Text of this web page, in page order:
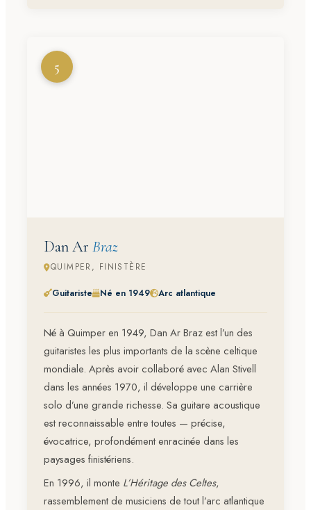
5
Dan ArBraz
QUIMPER, FINISTÈRE
Guitariste Né en 1949 Arc atlantique
Né à Quimper en 1949, Dan Ar Braz est l’un des
guitaristes les plus importants de la scène celtique
mondiale. Après avoir collaboré avec Alan Stivell
dans les années 1970, il développe une carrière
solo d’une grande richesse. Sa guitare acoustique
est reconnaissable entre toutes — précise,
évocatrice, profondément enracinée dans les
paysages finistériens.
En 1996, il monte L’Héritage des Celtes,
rassemblement de musiciens de tout l’arc atlantique